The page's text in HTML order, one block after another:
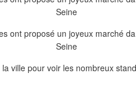
ville pour voir les nombreux